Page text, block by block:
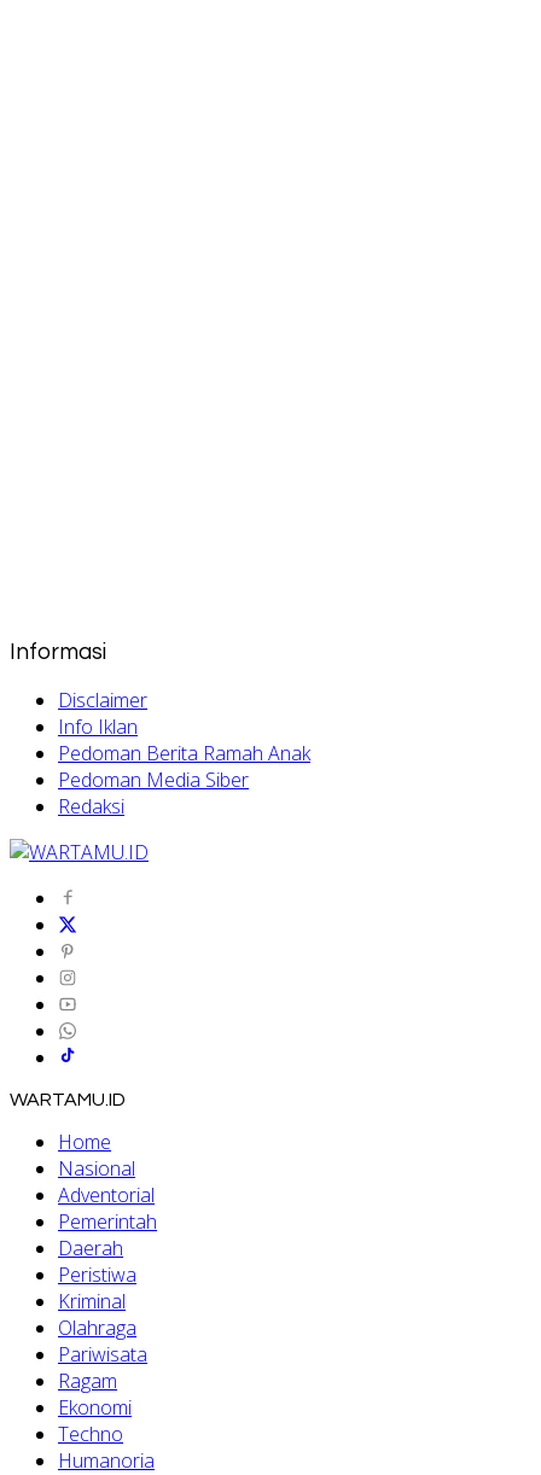
Informasi
Disclaimer
Info Iklan
Pedoman Berita Ramah Anak
Pedoman Media Siber
Redaksi
WARTAMU.ID
Home
Nasional
Adventorial
Pemerintah
Daerah
Peristiwa
Kriminal
Olahraga
Pariwisata
Ragam
Ekonomi
Techno
Humanoria